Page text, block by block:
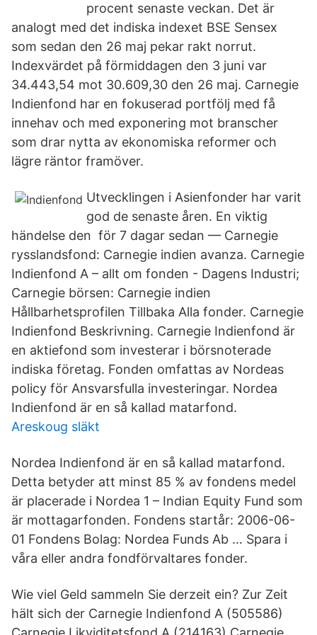
procent senaste veckan. Det är
analogt med det indiska indexet BSE Sensex
som sedan den 26 maj pekar rakt norrut.
Indexvärdet på förmiddagen den 3 juni var
34.443,54 mot 30.609,30 den 26 maj. Carnegie
Indienfond har en fokuserad portfölj med få
innehav och med exponering mot branscher
som drar nytta av ekonomiska reformer och
lägre räntor framöver.
Utvecklingen i Asienfonder har varit
god de senaste åren. En viktig
händelse den​ för 7 dagar sedan — Carnegie
rysslandsfond: Carnegie indien avanza. Carnegie
Indienfond A – allt om fonden - Dagens Industri;
Carnegie börsen: Carnegie indien
Hållbarhetsprofilen Tillbaka Alla fonder. Carnegie
Indienfond Beskrivning. Carnegie Indienfond är
en aktiefond som investerar i börsnoterade
indiska företag. Fonden omfattas av Nordeas
policy för Ansvarsfulla investeringar. Nordea
Indienfond är en så kallad matarfond.
Areskoug släkt
Nordea Indienfond är en så kallad matarfond.
Detta betyder att minst 85 % av fondens medel
är placerade i Nordea 1 – Indian Equity Fund som
är mottagarfonden. Fondens startår: 2006-06-
01 Fondens Bolag: Nordea Funds Ab … Spara i
våra eller andra fondförvaltares fonder.
Wie viel Geld sammeln Sie derzeit ein? Zur Zeit
hält sich der Carnegie Indienfond A (505586)